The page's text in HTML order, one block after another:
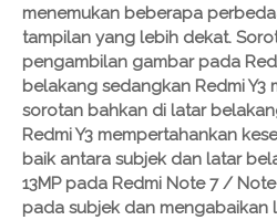
menemukan beberapa
tampilan yang lebih dekat.
pengambilan gambar pada
belakang sedangkan Redmi Y3
sorotan bahkan di latar
Redmi Y3 mempertahankan
baik antara subjek dan latar
13MP pada Redmi Note 7 /
pada subjek dan